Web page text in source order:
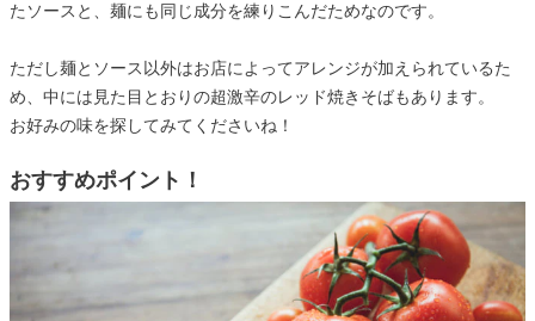
たソースと、麺にも同じ成分を練りこんだためなのです。
ただし麺とソース以外はお店によってアレンジが加えられているた
め、中には見た目とおりの超激辛のレッド焼きそばもあります。
お好みの味を探してみてくださいね！
おすすめポイント！